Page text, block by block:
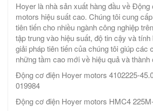
Hoyer là nhà sản xuất hàng đầu về
motors hiệu suất cao. Chúng tôi cung
tiên tiến cho nhiều ngành công nghiệp
tập trung vào hiệu suất, độ tin cậy và
giải pháp tiên tiến của chúng tôi giúp các
những tầm cao mới về hiệu quả và thành
Động cơ điện Hoyer motors 4102225-
019984
Động cơ điện Hoyer motors HMC4